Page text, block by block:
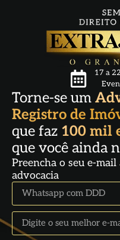
17 a
Torne-se um
Registro de
que faz 100 mil
que você ainda
Preencha o seu e-
advocacia